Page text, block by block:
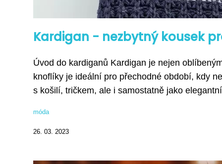
Kardigan - nezbytný kousek
Úvod do kardiganů Kardigan je nejen
knoflíky je ideální pro přechodné období, kdy
s košilí, tričkem, ale i samostatně jako
móda
26. 03. 2023